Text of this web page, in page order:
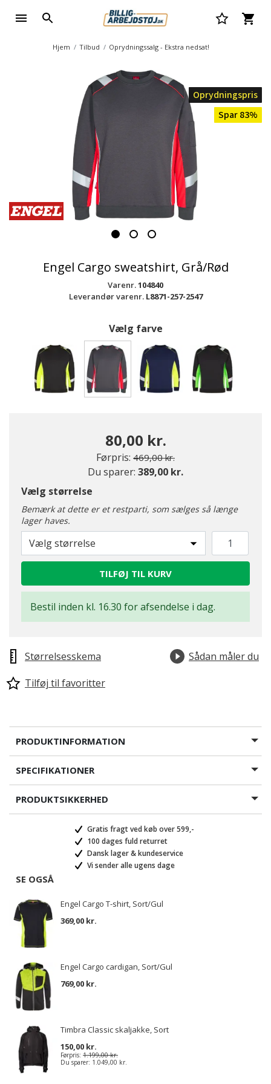
Hjem Tilbud Oprydningssalg - Ekstra nedsat!
Oprydningspris
Spar 83%
Engel Cargo sweatshirt, Grå/Rød
Varenr.104840
Leverandør varenr. L8871-257-2547
Vælg farve
80,00 kr.
Førpris: Pris nedsat fra
469,00 kr.til
Du sparer: 389,00 kr.
Vælg størrelse
Bemærk at dette er et restparti, som sælges så længe
lager haves.
Vælg størrelse
TILFØJ TIL KURV
Bestil inden kl. 16.30 for afsendelse i dag.
Størrelsesskema
Sådan måler du
Tilføj til favoritter
PRODUKTINFORMATION
SPECIFIKATIONER
PRODUKTSIKKERHED
Gratis fragt ved køb over 599,-
100 dages fuld returret
Dansk lager & kundeservice
Vi sender alle ugens dage
SE OGSÅ
Engel Cargo T-shirt, Sort/Gul
369,00 kr.
Engel Cargo cardigan, Sort/Gul
769,00 kr.
Timbra Classic skaljakke, Sort
150,00 kr.
Førpris: 1.199,00 kr.
Du sparer: 1.049,00 kr.